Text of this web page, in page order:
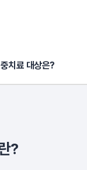
치료 대상은?
?